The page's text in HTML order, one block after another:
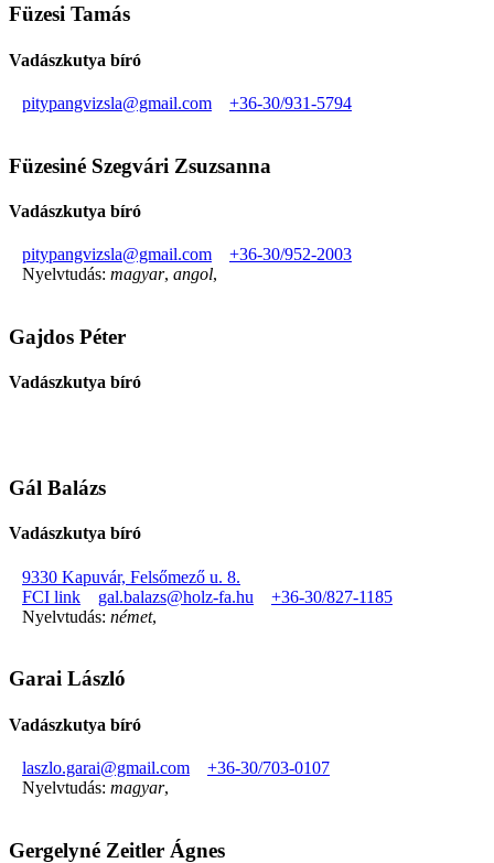
Füzesi Tamás
Vadászkutya bíró
pitypangvizsla@gmail.com +36-30/931-5794
Füzesiné Szegvári Zsuzsanna
Vadászkutya bíró
pitypangvizsla@gmail.com
+36-30/952-2003
Nyelvtudás: magyar, angol,
Gajdos Péter
Vadászkutya bíró
Gál Balázs
Vadászkutya bíró
9330 Kapuvár, Felsőmező u. 8.
FCI link
gal.balazs@holz-fa.hu
+36-30/827-1185
Nyelvtudás: német,
Garai László
Vadászkutya bíró
laszlo.garai@gmail.com
+36-30/703-0107
Nyelvtudás: magyar,
Gergelyné Zeitler Ágnes